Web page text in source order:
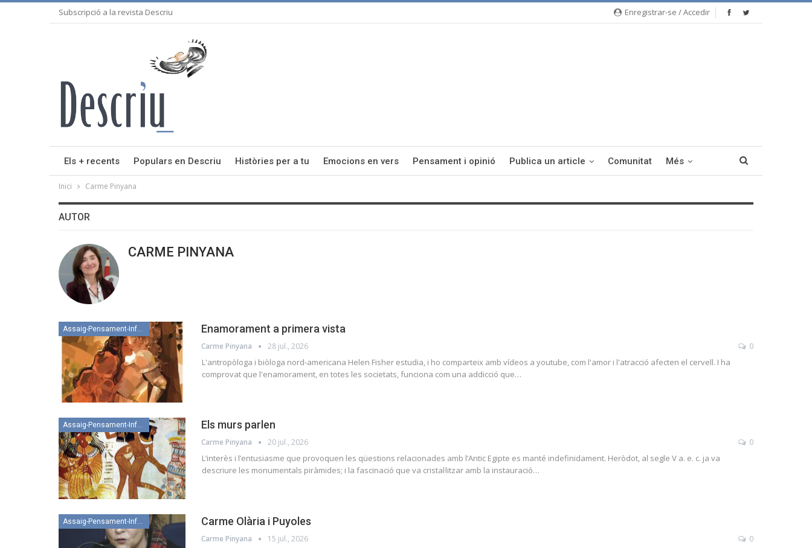
Enregistrar-se / Accedir
Subscripció a la revista Descriu
Els + recents Populars en Descriu Històries per a tu Emocions en vers Pensament i opinió Publica un article Comunitat Més
Inici Carme Pinyana
AUTOR
CARME PINYANA
Assaig-Pensament-Informació Enamorament a primera vista
Carme Pinyana 28 jul., 2026 0
L'antropòloga i biòloga nord-americana Helen Fisher estudia, i ho comparteix amb vídeos a youtube, com l'amor i l'atracció afecten el cervell. I ha
comprovat que l'enamorament, en totes les societats, funciona com una addicció que…
Assaig-Pensament-Informació Els murs parlen
Carme Pinyana 20 jul., 2026 0
L’interès i l’entusiasme que provoquen les qüestions relacionades amb l’Antic Egipte es manté indefinidament. Heròdot, al segle V a. e. c. ja va
descriure les monumentals piràmides; i la fascinació que va cristal·litzar amb la instauració…
Carme Olària i Puyoles
Carme Pinyana 15 jul., 2026 0